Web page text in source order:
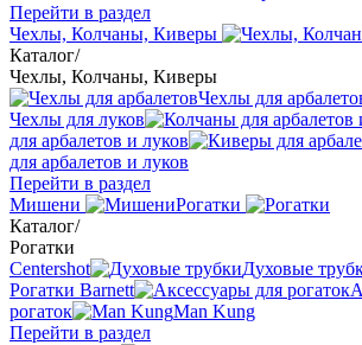
Перейти в раздел
Чехлы, Колчаны, Киверы
Каталог/
Чехлы, Колчаны, Киверы
Чехлы для
Чехлы для луков
для арбалетов и луков
для арбалетов и луков
Перейти в раздел
Мишени
Рогатки
Каталог/
Рогатки
Centershot
Духовые
Рогатки Barnett
рогаток
Man Kung
Перейти в раздел